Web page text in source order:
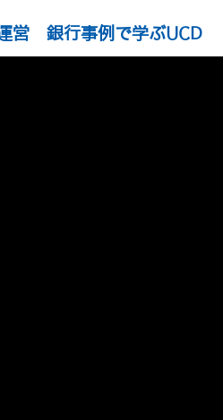
営 銀行事例で学ぶUCD